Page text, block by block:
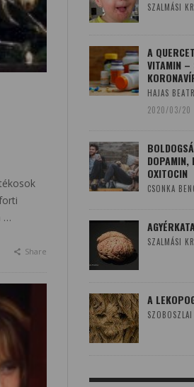
…
Share
SZALMÁSI
A
VITAMIN –
HAJAS
2020/03/20
DOPAMIN,
OXITOCIN
CSONKA
SZALMÁSI
A